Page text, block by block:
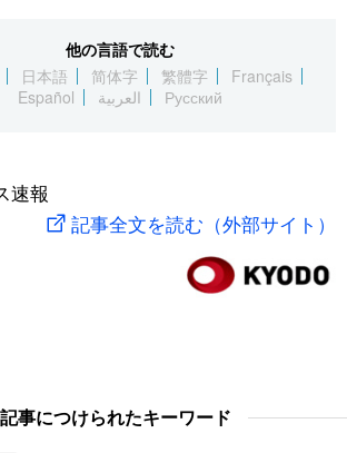
العربية お知らせ
他の言語で読む
日本語 简体字 繁體字
Français
Español
العربية Русский
速報
記事全文を読む（外部サイト）
事につけられたキーワード